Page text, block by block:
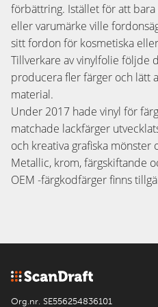
förbättring. Istället för att
eller varumärke ville
sitt fordon för kosmetiska
Tillverkare av vinylfolie följde
producera fler färger och lätt
material.
Under 2017 hade vinyl för
matchade lackfärger
och kreativa grafiska mönster
Metallic, krom, färgskiftande
OEM -färgkodfärger finns
Org.nr. SE556254836101